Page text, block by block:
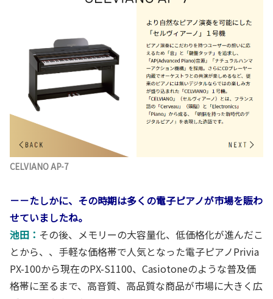
CELVIANO AP-7
－－たしかに、その時期は多くの電子ピアノが市場を賑わ
せていましたね。
池田： その後、メモリーの大容量化、低価格化が進んだこ
とから、、手軽な価格帯で人気となった電子ピアノPrivia
PX-100から現在のPX-S1100、Casiotoneのような普及価
格帯に至るまで、高音質、高品質な商品が市場に大きく広